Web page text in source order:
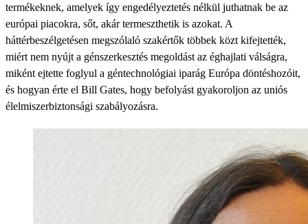
termékeknek, amelyek így engedélyeztetés nélkül juthatnak be az
európai piacokra, sőt, akár termeszthetik is azokat. A
háttérbeszélgetésen megszólaló szakértők többek közt kifejtették,
miért nem nyújt a génszerkesztés megoldást az éghajlati válságra,
miként ejtette foglyul a géntechnológiai iparág Európa döntéshozóit,
és hogyan érte el Bill Gates, hogy befolyást gyakoroljon az uniós
élelmiszerbiztonsági szabályozásra.